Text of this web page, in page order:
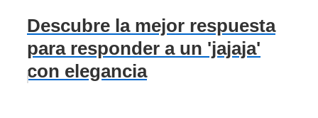
Descubre la mejor respuesta
para responder a un 'jajaja'
con elegancia